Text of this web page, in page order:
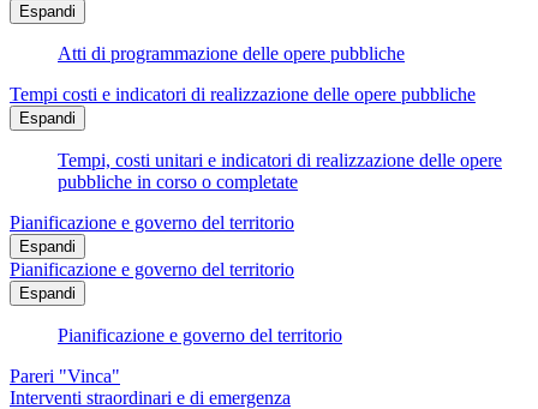
Espandi
Atti di programmazione delle opere pubbliche
Tempi costi e indicatori di realizzazione delle opere pubbliche
Espandi
Tempi, costi unitari e indicatori di realizzazione delle opere
pubbliche in corso o completate
Pianificazione e governo del territorio
Espandi
Pianificazione e governo del territorio
Espandi
Pianificazione e governo del territorio
Pareri "Vinca"
Interventi straordinari e di emergenza